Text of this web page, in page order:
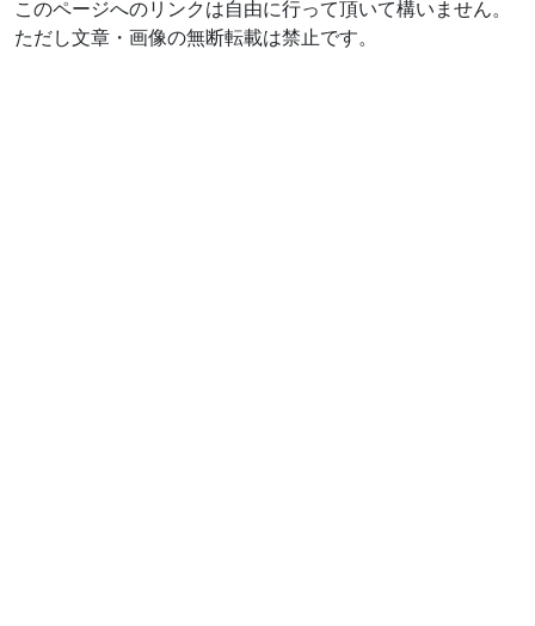
このページへのリンクは自由に行って頂いて構いません。
ただし文章・画像の無断転載は禁止です。